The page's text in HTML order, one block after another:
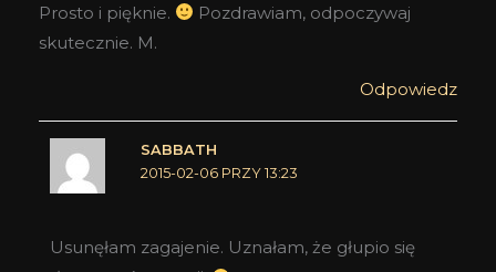
Prosto i pięknie.
Pozdrawiam, odpoczywaj
skutecznie. M.
Odpowiedz
SABBATH
2015-02-06 PRZY 13:23
Usunęłam zagajenie. Uznałam, że głupio się